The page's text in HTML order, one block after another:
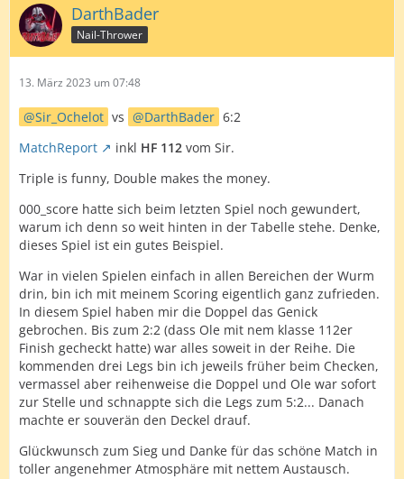
DarthBader
Nail-Thrower
13. März 2023 um 07:48
Sir_Ochelot vs DarthBader 6:2
MatchReport
inkl HF 112 vom Sir.
Triple is funny, Double makes the money.
000_score hatte sich beim letzten Spiel noch gewundert,
warum ich denn so weit hinten in der Tabelle stehe. Denke,
dieses Spiel ist ein gutes Beispiel.
War in vielen Spielen einfach in allen Bereichen der Wurm
drin, bin ich mit meinem Scoring eigentlich ganz zufrieden.
In diesem Spiel haben mir die Doppel das Genick
gebrochen. Bis zum 2:2 (dass Ole mit nem klasse 112er
Finish gecheckt hatte) war alles soweit in der Reihe. Die
kommenden drei Legs bin ich jeweils früher beim Checken,
vermassel aber reihenweise die Doppel und Ole war sofort
zur Stelle und schnappte sich die Legs zum 5:2... Danach
machte er souverän den Deckel drauf.
Glückwunsch zum Sieg und Danke für das schöne Match in
toller angenehmer Atmosphäre mit nettem Austausch.